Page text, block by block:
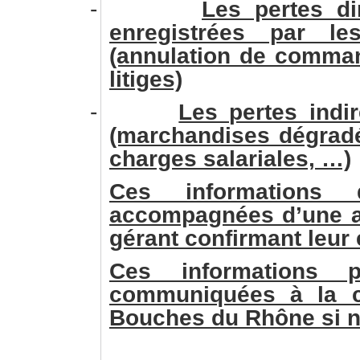
-
Les pertes
enregistrées par
(annulation de
litiges)
-
Les pertes
(marchandises
charges salariales, …)
Ces informations
accompagnées d’une
gérant confirmant leur
Ces informations
communiquées à la
Bouches du Rhône si